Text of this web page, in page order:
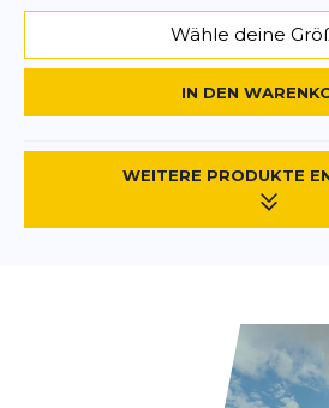
Wähle deine
IN DEN
WEITERE PRODUKTE